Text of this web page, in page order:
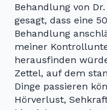
Behandlung von
gesagt, dass eine
Behandlung
meiner
herausfinden
Zettel, auf dem
Dinge passieren
Hörverlust,